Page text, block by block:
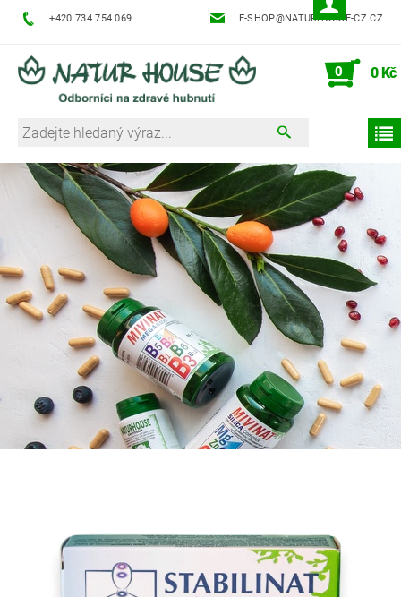
+420 734 754 069 E-SHOP@NATURHOUSE-CZ.CZ
0 0 Kč